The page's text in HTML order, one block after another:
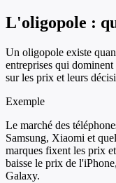
L'oligopole :
Un oligopole existe
entreprises qui
sur les prix et leurs
Exemple
Le marché des
Samsung, Xiaomi et
marques fixent les prix
baisse le prix de
Galaxy.